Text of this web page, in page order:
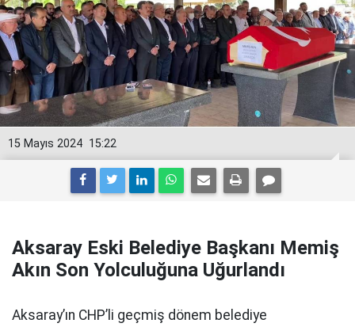
15:22
15 Mayıs 2024
Aksaray Eski Belediye Başkanı Memiş
Akın Son Yolculuğuna Uğurlandı
Aksaray’ın CHP’li geçmiş dönem belediye